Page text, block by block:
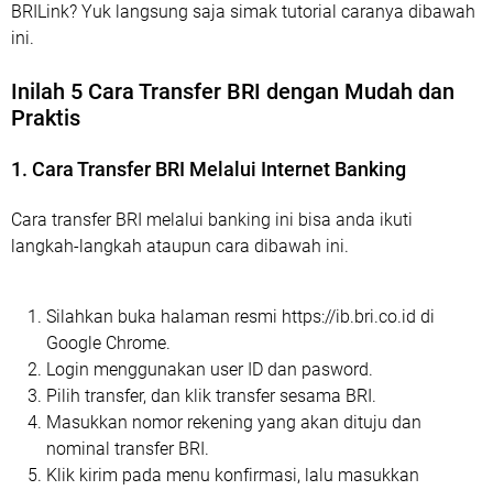
BRILink? Yuk langsung saja simak tutorial caranya dibawah
ini.
Inilah 5 Cara Transfer BRI dengan Mudah dan
Praktis
1. Cara Transfer BRI Melalui Internet Banking
Cara transfer BRI melalui banking ini bisa anda ikuti
langkah-langkah ataupun cara dibawah ini.
Silahkan buka halaman resmi https://ib.bri.co.id di
Google Chrome.
Login menggunakan user ID dan pasword.
Pilih transfer, dan klik transfer sesama BRI.
Masukkan nomor rekening yang akan dituju dan
nominal transfer BRI.
Klik kirim pada menu konfirmasi, lalu masukkan